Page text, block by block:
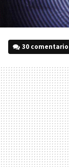
30